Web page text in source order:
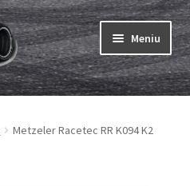
Meniu
menu
Metzeler Racetec RR K094 K2